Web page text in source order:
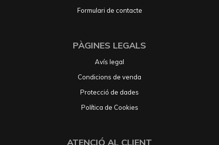
Formulari de contacte
PÀGINES LEGALS
Avís legal
Condicions de venda
Protecció de dades
Política de Cookies
ATENCIÓ AL CLIENT